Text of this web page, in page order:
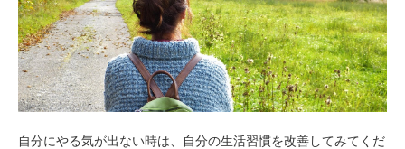
自分にやる気が出ない時は、自分の生活習慣を改善してみてくだ